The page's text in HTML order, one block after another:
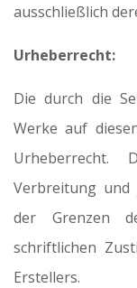
ausschließlich
Urheberrecht:
Die durch die
Werke auf
Urheberrecht.
Verbreitung
der Grenzen
schriftlichen
Erstellers.